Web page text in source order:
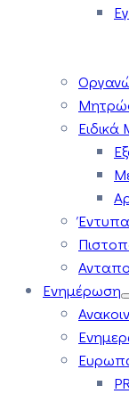
Ενημέρωση